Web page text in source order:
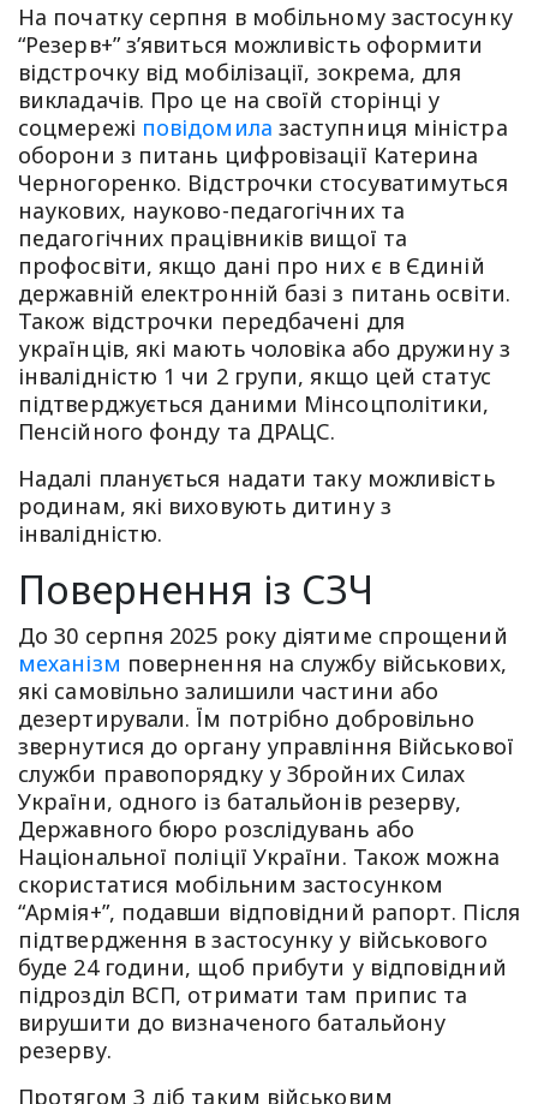
На початку серпня в мобільному застосунку
“Резерв+” з’явиться можливість оформити
відстрочку від мобілізації, зокрема, для
викладачів. Про це на своїй сторінці у
соцмережі повідомила заступниця міністра
оборони з питань цифровізації Катерина
Черногоренко. Відстрочки стосуватимуться
наукових, науково-педагогічних та
педагогічних працівників вищої та
профосвіти, якщо дані про них є в Єдиній
державній електронній базі з питань освіти.
Також відстрочки передбачені для
українців, які мають чоловіка або дружину з
інвалідністю 1 чи 2 групи, якщо цей статус
підтверджується даними Мінсоцполітики,
Пенсійного фонду та ДРАЦС.
Надалі планується надати таку можливість
родинам, які виховують дитину з
інвалідністю.
Повернення із СЗЧ
До 30 серпня 2025 року діятиме спрощений
механізм повернення на службу військових,
які самовільно залишили частини або
дезертирували. Їм потрібно добровільно
звернутися до органу управління Військової
служби правопорядку у Збройних Силах
України, одного із батальйонів резерву,
Державного бюро розслідувань або
Національної поліції України. Також можна
скористатися мобільним застосунком
“Армія+”, подавши відповідний рапорт. Після
підтвердження в застосунку у військового
буде 24 години, щоб прибути у відповідний
підрозділ ВСП, отримати там припис та
вирушити до визначеного батальйону
резерву.
Протягом 3 діб таким військовим